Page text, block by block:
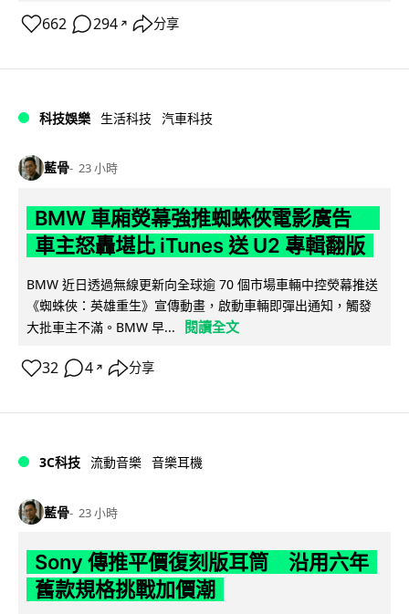
662 294 ↗ 分享
科技娛樂 生活科技 汽車科技
藍骨 23 小時
BMW 車廂熒幕強推蜘蛛俠電影廣告
車主怒轟堪比 iTunes 送 U2 專輯翻版
BMW 近日透過無線更新向全球逾 70 個市場車輛中控熒幕推送
《蜘蛛俠：英雄重生》宣傳動畫，啟動車輛即彈出通知，觸發
大批車主不滿。BMW 早...
閱讀全文
32 4 ↗ 分享
3C科技 流動音樂 音樂耳機
藍骨 23 小時
Sony 傳推平價復刻版耳筒 沿用六年
舊款規格挑戰加價潮